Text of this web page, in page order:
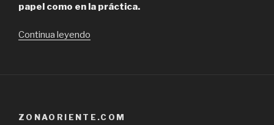
papel como en la práctica.
Continua leyendo
en
ZONAORIENTE.COM